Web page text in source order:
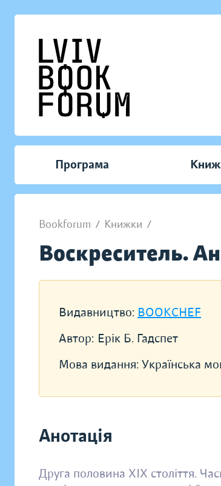
Програма
Bookforum / Книжки /
Воскреситель.
Видавництво: BOOKCHEF
Автор: Ерік Б. Гадспет
Мова видання: Українська
Анотація
Друга половина XIX століття.